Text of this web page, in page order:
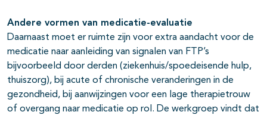
Andere vormen van medicatie-evaluatie
Daarnaast moet er ruimte zijn voor extra aandacht voor de
medicatie naar aanleiding van signalen van FTP’s
bijvoorbeeld door derden (ziekenhuis/spoedeisende hulp,
thuiszorg), bij acute of chronische veranderingen in de
gezondheid, bij aanwijzingen voor een lage therapietrouw
of overgang naar medicatie op rol. De werkgroep vindt dat